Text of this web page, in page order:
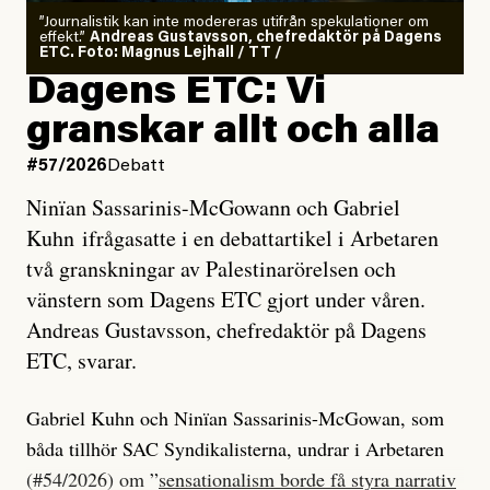
”Journalistik kan inte modereras utifrån spekulationer om
effekt.” Andreas Gustavsson, chefredaktör på Dagens
ETC. Foto: Magnus Lejhall / TT /
Dagens ETC: Vi
granskar allt och alla
#57/2026 Debatt
Ninïan Sassarinis-McGowann och Gabriel
Kuhn ifrågasatte i en debattartikel i Arbetaren
två granskningar av Palestinarörelsen och
vänstern som Dagens ETC gjort under våren.
Andreas Gustavsson, chefredaktör på Dagens
ETC, svarar.
Gabriel Kuhn och Ninïan Sassarinis-McGowan, som
båda tillhör SAC Syndikalisterna, undrar i Arbetaren
(#54/2026) om ”sensationalism borde få styra narrativ